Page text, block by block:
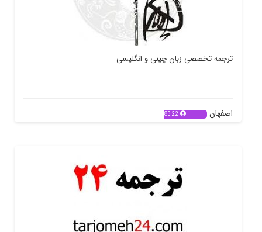
ترجمه تخصصی زبان چینی و انگلیسی
اصفهان 8322